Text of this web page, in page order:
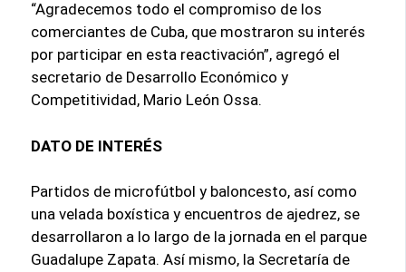
“Agradecemos todo el compromiso de los
comerciantes de Cuba, que mostraron su interés
por participar en esta reactivación”, agregó el
secretario de Desarrollo Económico y
Competitividad, Mario León Ossa.
DATO DE INTERÉS
Partidos de microfútbol y baloncesto, así como
una velada boxística y encuentros de ajedrez, se
desarrollaron a lo largo de la jornada en el parque
Guadalupe Zapata. Así mismo, la Secretaría de